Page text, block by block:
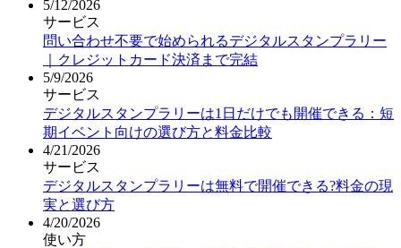
5/12/2026
サービス
問い合わせ不要で始められるデジタルスタンプラリー
｜クレジットカード決済まで完結
5/9/2026
サービス
デジタルスタンプラリーは1日だけでも開催できる：短
期イベント向けの選び方と料金比較
4/21/2026
サービス
デジタルスタンプラリーは無料で開催できる?料金の現
実と選び方
4/20/2026
使い方